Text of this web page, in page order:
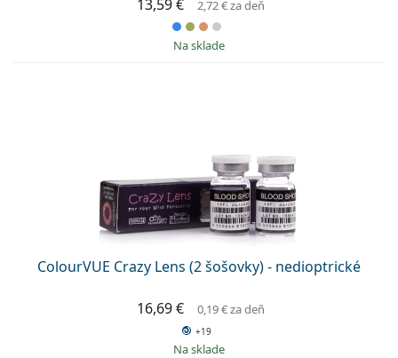
13,59 € 2,72 €za deň
na sklade
ColourVUE Crazy Lens (2 šošovky) - nedioptrické
16,69 € 0,19 €za deň
+19
na sklade